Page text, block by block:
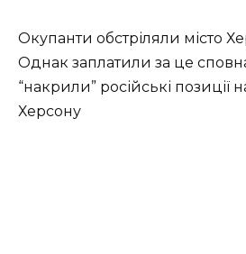
Окупанти обстріляли місто
Однак заплатили за це
“накрили” російські позиції
Херсону